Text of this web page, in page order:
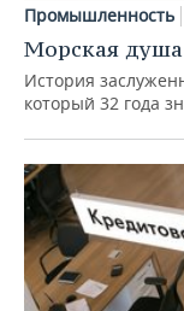
Промышленность
Морская
История
который 32 года